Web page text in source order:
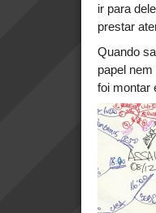
ir para
prestar
Quando
papel
foi montar